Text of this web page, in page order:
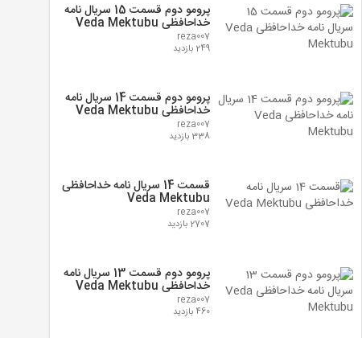
پرومو دوم قسمت 15 سریال نامه
خداحافظی Veda Mektubu
reza007
249 بازدید
پرومو دوم قسمت 14 سریال نامه
خداحافظی Veda Mektubu
reza007
338 بازدید
قسمت 14 سریال نامه خداحافظی
Veda Mektubu
reza007
2707 بازدید
پرومو دوم قسمت 13 سریال نامه
خداحافظی Veda Mektubu
reza007
460 بازدید